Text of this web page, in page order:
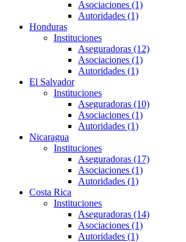
Asociaciones (1)
Autoridades (1)
Honduras
Instituciones
Aseguradoras (12)
Asociaciones (1)
Autoridades (1)
El Salvador
Instituciones
Aseguradoras (10)
Asociaciones (1)
Autoridades (1)
Nicaragua
Instituciones
Aseguradoras (17)
Asociaciones (1)
Autoridades (1)
Costa Rica
Instituciones
Aseguradoras (14)
Asociaciones (1)
Autoridades (1)